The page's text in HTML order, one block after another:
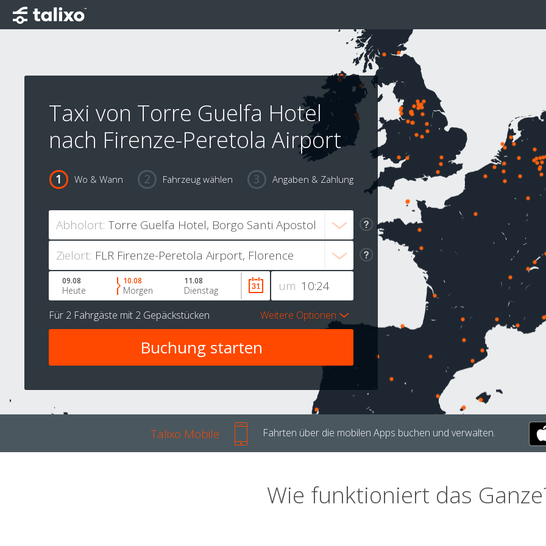
Taxi von Torre Guelfa Hotel
nach Firenze-Peretola Airport
Wo & Wann Fahrzeug wählen Angaben & Zahlung
Abholort:
Zielort:
um
09.08
Heute
10.08
Morgen
11.08
Dienstag
Für 2 Fahrgäste mit 2 Gepäckstücken Weitere Optionen
Talixo Mobile Fahrten über die mobilen Apps buchen und verwalten.
Wie funktioniert das